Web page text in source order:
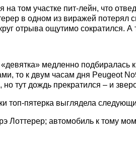
на том участке пит-лейн, что
в одном из виражей потерял
отрыва ощутимо сократился.
медленно
то к двум часам дня Peugeot
но тут дождь прекратился – и
топ-пятерка выглядела
Лоттерер; автомобиль к тому